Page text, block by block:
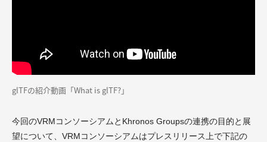
glTFの紹介動画「What is glTF?」
今回のVRMコンソーシアムとKhronos Groupsの連携の目的と展
望について、VRMコンソーシアムはプレスリリース上で下記の